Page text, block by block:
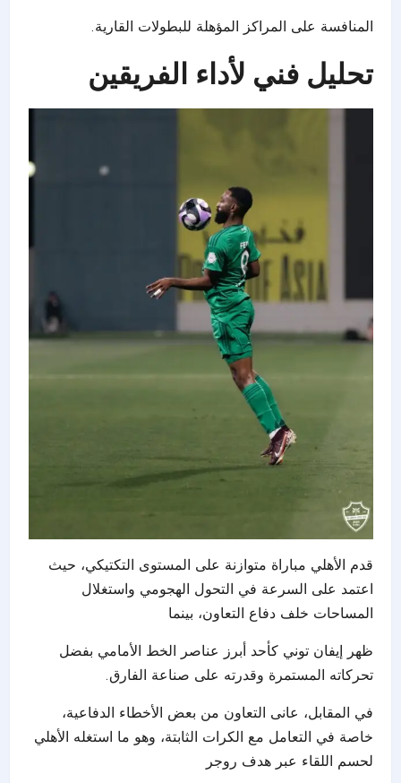
المنافسة على المراكز المؤهلة للبطولات القارية.
تحليل فني لأداء الفريقين
قدم الأهلي مباراة متوازنة على المستوى التكتيكي، حيث
اعتمد على السرعة في التحول الهجومي واستغلال
المساحات خلف دفاع التعاون، بينما
ظهر إيفان توني كأحد أبرز عناصر الخط الأمامي بفضل
تحركاته المستمرة وقدرته على صناعة الفارق.
في المقابل، عانى التعاون من بعض الأخطاء الدفاعية،
خاصة في التعامل مع الكرات الثابتة، وهو ما استغله الأهلي
لحسم اللقاء عبر هدف روجر